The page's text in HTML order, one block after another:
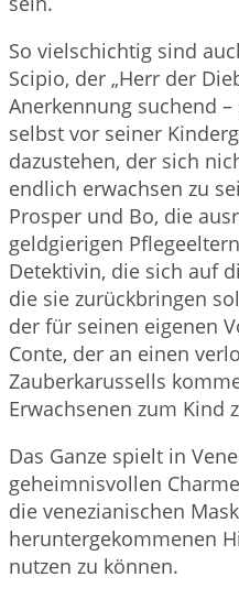
So vielschichtig sind
Scipio, der „Herr der
Anerkennung suchend
selbst vor seiner
dazustehen, der sich
endlich erwachsen zu
Prosper und Bo, die
geldgierigen
Detektivin, die sich auf
die sie zurückbringen
der für seinen eigenen
Conte, der an einen
Zauberkarussells
Erwachsenen zum Kind
Das Ganze spielt in
geheimnisvollen
die venezianischen
heruntergekommenen
nutzen zu können.